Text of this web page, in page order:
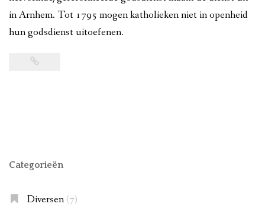
in Arnhem. Tot 1795 mogen katholieken niet in openheid
hun godsdienst uitoefenen.
Categorieën
Diversen(7)